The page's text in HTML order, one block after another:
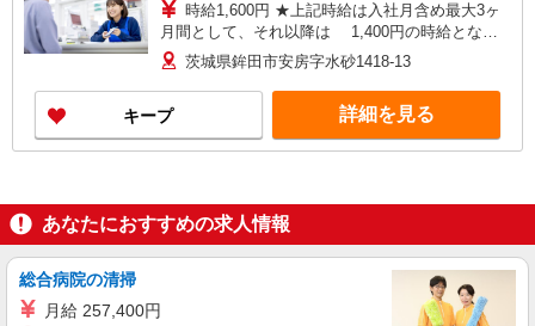
時給1,600円 ★上記時給は入社月含め最大3ヶ
月間として、それ以降は 1,400円の時給となり
ます。 ★年1回、昇給・昇格制度あり・賞与あり
※当社規定あり ※アルバイト除く
茨城県鉾田市安房字水砂1418-13
キープ 詳細を見る
あなたにおすすめの求人情報
総合病院の清掃
月給 257,400円